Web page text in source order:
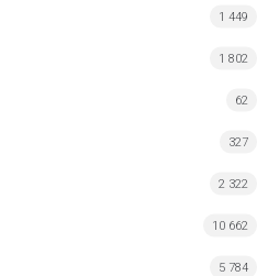
1 449
1 802
62
327
2 322
10 662
5 784